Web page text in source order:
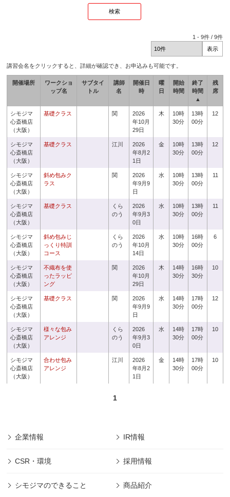
1 -9件 /9件
講習会名をクリックすると、詳細が確認でき、お申込みも可能です。
開催場所
ワークショ
ップ名
サブタイ
トル
講師
名
開催日
時
曜
日
開始
時間
終了
時間
▲
残
席
シモジマ
心斎橋店
（大阪）
基礎クラス 関
2026
年10月
29日
木
10時
30分
13時
00分
12
シモジマ
心斎橋店
（大阪）
基礎クラス 江川
2026
年8月2
1日
金
10時
30分
13時
00分
12
シモジマ
心斎橋店
（大阪）
斜め包みク
ラス
関
2026
年9月9
日
水
10時
30分
13時
00分
11
シモジマ
心斎橋店
（大阪）
基礎クラス
くら
のう
2026
年9月3
0日
水
10時
30分
13時
00分
11
シモジマ
心斎橋店
（大阪）
斜め包みじ
っくり特訓
コース
くら
のう
2026
年10月
14日
水
10時
30分
16時
00分
6
シモジマ
心斎橋店
（大阪）
不織布を使
ったラッピ
ング
関
2026
年10月
29日
木
14時
30分
16時
30分
10
シモジマ
心斎橋店
（大阪）
基礎クラス 関
2026
年9月9
日
水
14時
30分
17時
00分
12
シモジマ
心斎橋店
（大阪）
様々な包み
アレンジ
くら
のう
2026
年9月3
0日
水
14時
30分
17時
00分
10
シモジマ
心斎橋店
（大阪）
合わせ包み
アレンジ
江川
2026
年8月2
1日
金
14時
30分
17時
00分
10
1
企業情報 IR情報
CSR・環境 採用情報
シモジマのできること 商品紹介